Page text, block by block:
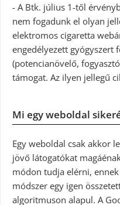
- A Btk. július 1-től
nem fogadunk el olyan
elektromos cigaretta
engedélyezett gyógyszert
(potencianövelő,
támogat. Az ilyen jellegű
Mi egy weboldal
Egy weboldal csak akkor
jövő látogatókat
módon tudja elérni,
módszer egy igen
algoritmuson alapul. A